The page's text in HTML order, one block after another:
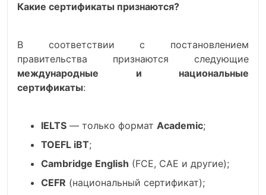
Какие сертификаты признаются?
В соответствии с постановлением
правительства признаются следующие
международные и национальные
сертификаты:
IELTS — только формат Academic;
TOEFL iBT;
Cambridge English (FCE, CAE и другие);
CEFR (национальный сертификат);